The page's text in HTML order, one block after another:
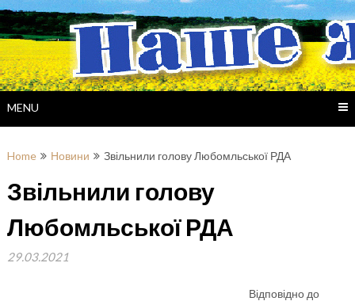
Skip
to
content
MENU
Home Новини Звільнили голову Любомльської РДА
Звільнили голову
Любомльської РДА
29.03.2021
Відповідно до